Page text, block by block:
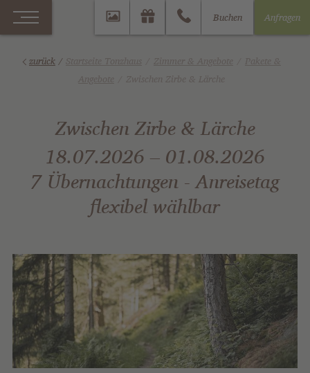
Buchen Anfragen
zurück/
Zwischen Zirbe & Lärche
18.07.2026 – 01.08.2026
7 Übernachtungen - Anreisetag
flexibel wählbar